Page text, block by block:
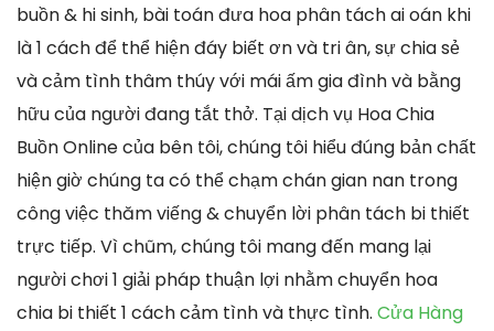
buồn & hi sinh, bài toán đưa hoa phân tách ai oán khi
là 1 cách để thể hiện đáy biết ơn và tri ân, sự chia sẻ
và cảm tình thâm thúy với mái ấm gia đình và bằng
hữu của người đang tắt thở. Tại dịch vụ Hoa Chia
Buồn Online của bên tôi, chúng tôi hiểu đúng bản chất
hiện giờ chúng ta có thể chạm chán gian nan trong
công việc thăm viếng & chuyển lời phân tách bi thiết
trực tiếp. Vì chũm, chúng tôi mang đến mang lại
người chơi 1 giải pháp thuận lợi nhằm chuyển hoa
chia bi thiết 1 cách cảm tình và thực tình. Cửa Hàng